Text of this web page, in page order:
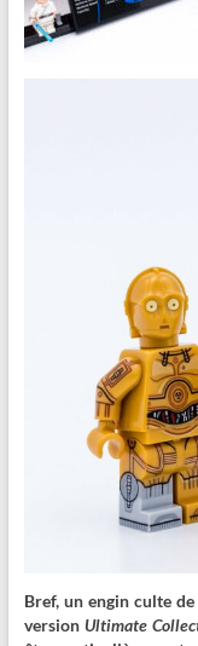
Bref, un engin culte
version Ultimate